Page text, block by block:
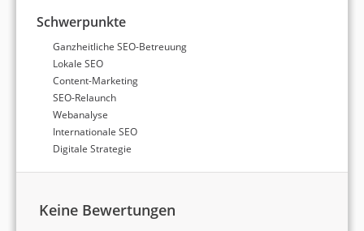
Schwerpunkte
Ganzheitliche SEO-Betreuung
Lokale SEO
Content-Marketing
SEO-Relaunch
Webanalyse
Internationale SEO
Digitale Strategie
Keine Bewertungen